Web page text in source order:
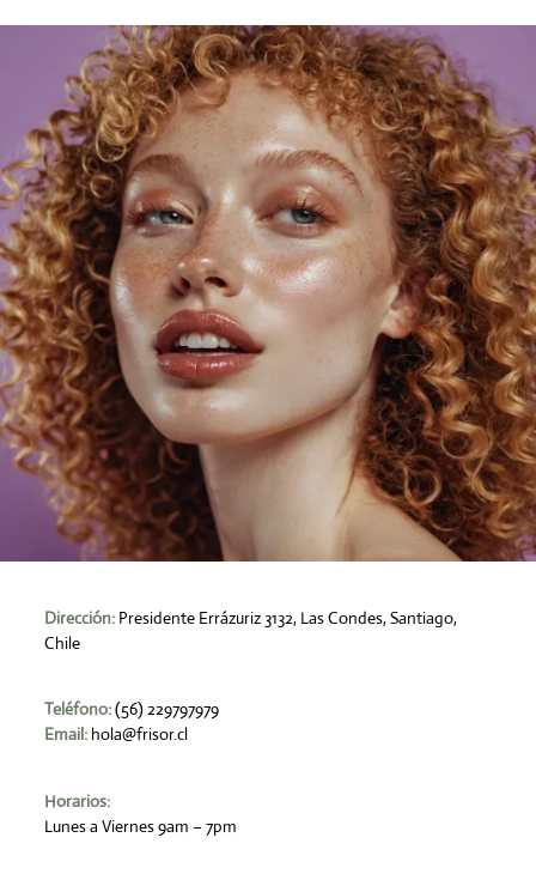
Horarios:
Lunes a Viernes 9am – 7pm
Teléfono:(56) 229797979
Email: hola@frisor.cl
Dirección:Presidente Errázuriz 3132, Las Condes, Santiago,
Chile